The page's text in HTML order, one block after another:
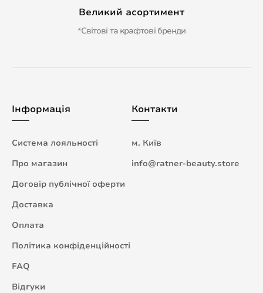
Великий асортимент
*Світові та крафтові бренди
Інформація
Система лояльності
Про магазин
Договір публічної оферти
Доставка
Оплата
Політика конфіденційності
FAQ
Відгуки
Контакти
м. Київ
info@ratner-beauty.store